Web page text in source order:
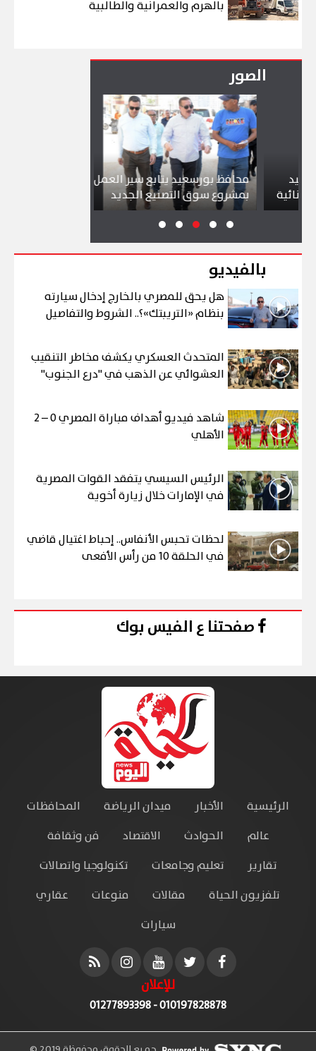
بالهرم والعمرانية والطالبية
الصور
محافظ بورسعيد يتابع سير العمل
بمشروع سوق التصنيع الجديد
بالفيديو
هل يحق للمصري بالخارج إدخال سيارته
بنظام «التريبتك»؟.. الشروط والتفاصيل
المتحدث العسكري يكشف مخاطر التنقيب
العشوائي عن الذهب في "درع الجنوب"
شاهد فيديو أهداف مباراة المصري 0 – 2
الأهلي
الرئيس السيسي يتفقد القوات المصرية
في الإمارات خلال زيارة أخوية
لحظات تحبس الأنفاس.. إحباط اغتيال قاضي
في الحلقة 10 من رأس الأفعى
صفحتنا ع الفيس بوك
الرئيسية الأخبار ميدان الرياضة
المحافظات
عالم
الحوادث الاقتصاد
فن وثقافة
تقارير
تعليم وجامعات
تكنولوجيا واتصالات
تلفزيون الحياة
مقالات منوعات
عقاري
سيارات
للإعلان
010197828878 - 01277893398